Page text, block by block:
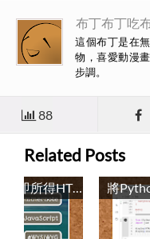
布丁布丁吃
這個布丁是在
物，喜愛動漫
步調。
88
Related Posts
可以直接插入圖片的所見即所得HTML編輯器：Summernote / Summernote: A WYSIWYG HTML editor Editor That Can Directly Insert Pictures